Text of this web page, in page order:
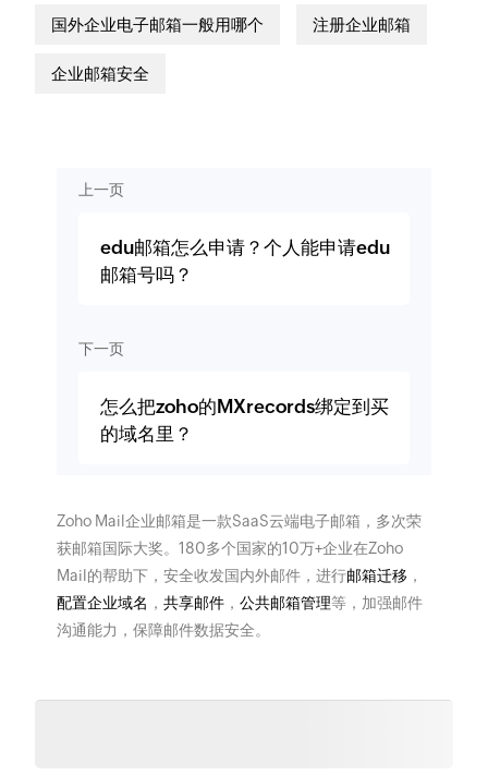
国外企业电子邮箱一般用哪个 注册企业邮箱
企业邮箱安全
上一页
edu邮箱怎么申请？个人能申请edu
邮箱号吗？
下一页
怎么把zoho的MXrecords绑定到买
的域名里？
Zoho Mail企业邮箱是一款SaaS云端电子邮箱，多次荣
获邮箱国际大奖。180多个国家的10万+企业在Zoho
Mail的帮助下，安全收发国内外邮件，进行邮箱迁移 ，
配置企业域名 ， 共享邮件， 公共邮箱管理等，加强邮件
沟通能力，保障邮件数据安全。